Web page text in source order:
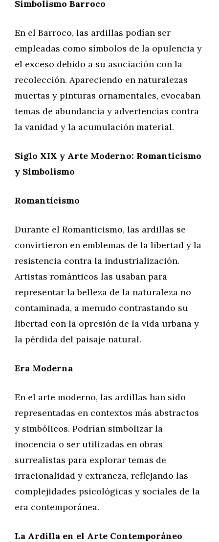
Simbolismo Barroco
En el Barroco, las ardillas podían ser
empleadas como símbolos de la opulencia y
el exceso debido a su asociación con la
recolección. Apareciendo en naturalezas
muertas y pinturas ornamentales, evocaban
temas de abundancia y advertencias contra
la vanidad y la acumulación material.
Siglo XIX y Arte Moderno: Romanticismo
y Simbolismo
Romanticismo
Durante el Romanticismo, las ardillas se
convirtieron en emblemas de la libertad y la
resistencia contra la industrialización.
Artistas románticos las usaban para
representar la belleza de la naturaleza no
contaminada, a menudo contrastando su
libertad con la opresión de la vida urbana y
la pérdida del paisaje natural.
Era Moderna
En el arte moderno, las ardillas han sido
representadas en contextos más abstractos
y simbólicos. Podrían simbolizar la
inocencia o ser utilizadas en obras
surrealistas para explorar temas de
irracionalidad y extrañeza, reflejando las
complejidades psicológicas y sociales de la
era contemporánea.
La Ardilla en el Arte Contemporáneo